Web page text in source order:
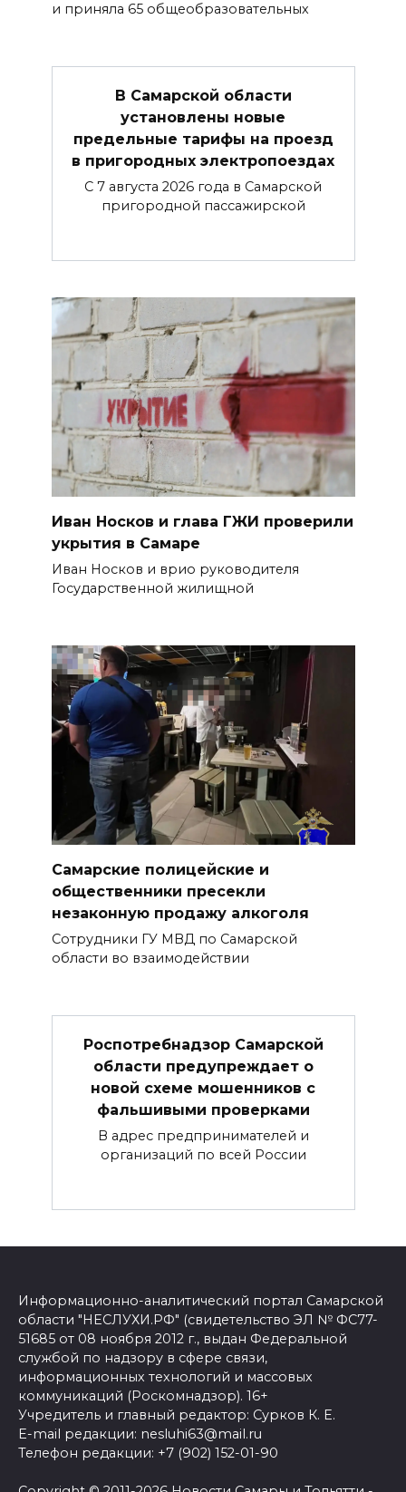
и приняла 65 общеобразовательных
В Самарской области
установлены новые
предельные тарифы на проезд
в пригородных электропоездах
С 7 августа 2026 года в Самарской
пригородной пассажирской
Иван Носков и глава ГЖИ проверили
укрытия в Самаре
Иван Носков и врио руководителя
Государственной жилищной
Самарские полицейские и
общественники пресекли
незаконную продажу алкоголя
Сотрудники ГУ МВД по Самарской
области во взаимодействии
Роспотребнадзор Самарской
области предупреждает о
новой схеме мошенников с
фальшивыми проверками
В адрес предпринимателей и
организаций по всей России
Информационно-аналитический портал Самарской
области "НЕСЛУХИ.РФ" (свидетельство ЭЛ № ФС77-
51685 от 08 ноября 2012 г., выдан Федеральной
службой по надзору в сфере связи,
информационных технологий и массовых
коммуникаций (Роскомнадзор). 16+
Учредитель и главный редактор: Сурков К. Е.
E-mail редакции: nesluhi63@mail.ru
Телефон редакции: +7 (902) 152-01-90